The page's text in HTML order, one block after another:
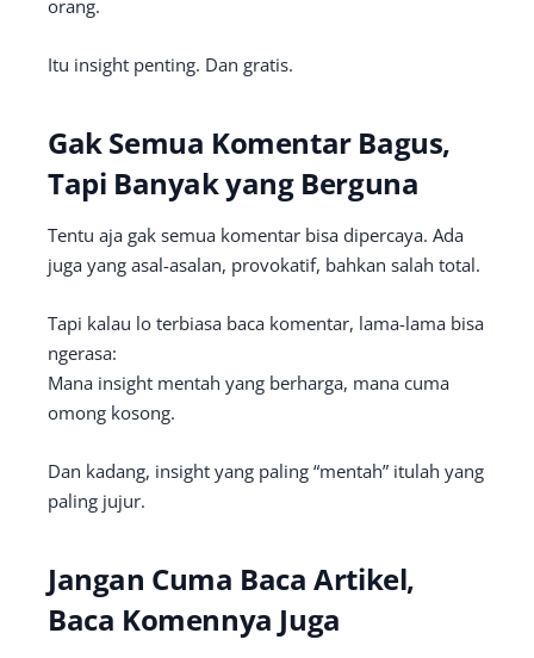
orang.
Itu insight penting. Dan gratis.
Gak Semua Komentar Bagus,
Tapi Banyak yang Berguna
Tentu aja gak semua komentar bisa dipercaya. Ada
juga yang asal-asalan, provokatif, bahkan salah total.
Tapi kalau lo terbiasa baca komentar, lama-lama bisa
ngerasa:
Mana insight mentah yang berharga, mana cuma
omong kosong.
Dan kadang, insight yang paling “mentah” itulah yang
paling jujur.
Jangan Cuma Baca Artikel,
Baca Komennya Juga